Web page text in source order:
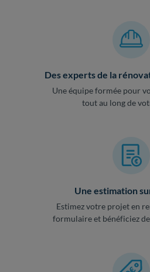
Des experts de la
Une équipe formée pour
tout au long de
Une estimation
Estimez votre projet en
formulaire et bénéficiez